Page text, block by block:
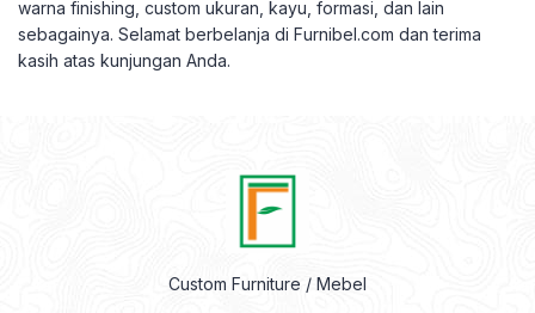
warna finishing, custom ukuran, kayu, formasi, dan lain
sebagainya. Selamat berbelanja di Furnibel.com dan terima
kasih atas kunjungan Anda.
Custom Furniture / Mebel